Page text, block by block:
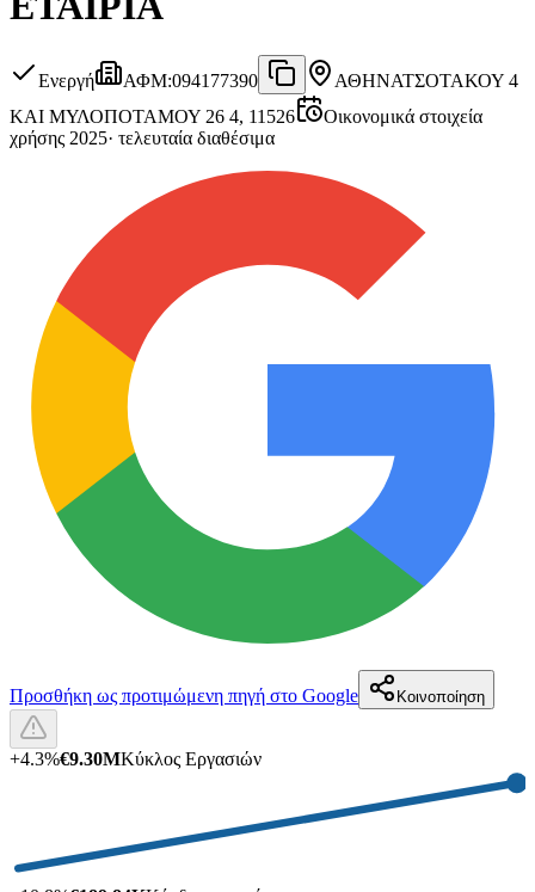
Ενεργή ΑΦΜ:094177390 ΑΘΗΝΑΤΣΟΤΑΚΟΥ 4
ΚΑΙ ΜΥΛΟΠΟΤΑΜΟΥ 26 4, 11526
Οικονομικά στοιχεία
χρήσης 2025· τελευταία διαθέσιμα
Προσθήκη ως προτιμώμενη πηγή στο Google Κοινοποίηση
+4.3%€9.30MΚύκλος Εργασιών